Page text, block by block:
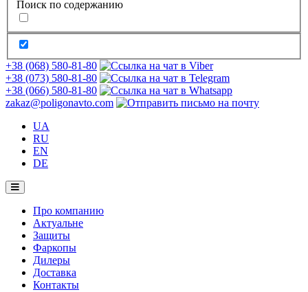
Поиск по содержанию
+38 (068) 580-81-80
+38 (073) 580-81-80
+38 (066) 580-81-80
zakaz@poligonavto.com
UA
RU
EN
DE
Про компанию
Актуальне
Защиты
Фаркопы
Дилеры
Доставка
Контакты